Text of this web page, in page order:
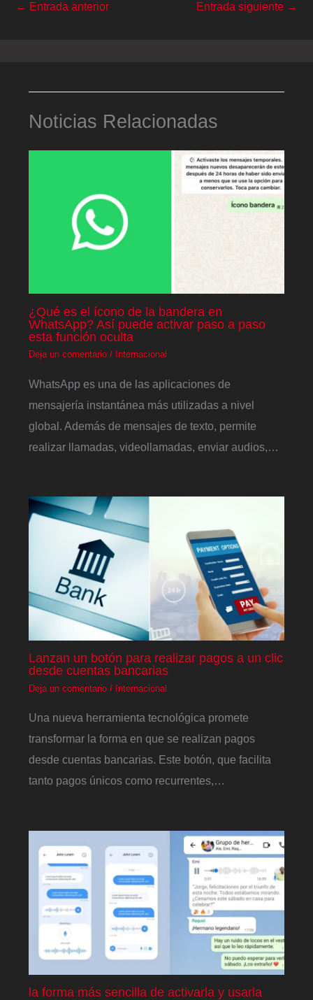
← Entrada anterior Entrada siguiente →
Noticias Relacionadas
¿Qué es el ícono de la bandera en
WhatsApp? Así puede activar paso a paso
esta función oculta
Deja un comentario / Internacional
WhatsApp es una de las aplicaciones de
mensajería instantánea más utilizadas a nivel
global. Además de mensajes de texto, permite
realizar llamadas, videollamadas, enviar audios,…
Lanzan un botón para realizar pagos a un clic
desde cuentas bancarias
Deja un comentario / Internacional
Una nueva herramienta tecnológica promete
transformar la forma en que se realizan pagos
desde cuentas bancarias. Este botón, que facilita
tanto pagos únicos como recurrentes,…
la forma más sencilla de activarla y usarla